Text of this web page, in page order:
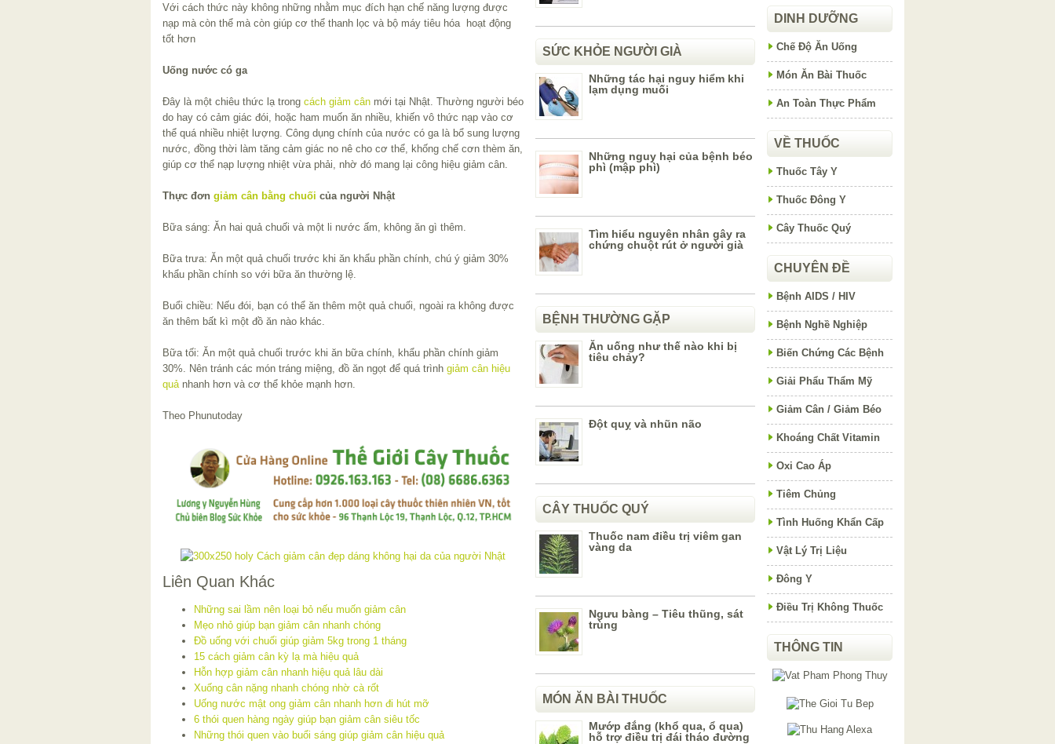
Với cách thức này không những nhằm mục đích hạn chế năng lượng được
nạp mà còn thể mà còn giúp cơ thể thanh lọc và bộ máy tiêu hóa hoạt động
tốt hơn
Uống nước có ga
Đây là một chiêu thức lạ trong cách giảm cân mới tại Nhật. Thường người béo
do hay có cảm giác đói, hoặc ham muốn ăn nhiều, khiến vô thức nạp vào cơ
thể quá nhiều nhiệt lượng. Công dụng chính của nước có ga là bổ sung lượng
nước, đồng thời làm tăng cảm giác no nê cho cơ thể, khống chế cơn thèm ăn,
giúp cơ thể nạp lượng nhiệt vừa phải, nhờ đó mang lại công hiệu giảm cân.
Thực đơn giảm cân bằng chuối của người Nhật
Bữa sáng: Ăn hai quả chuối và một li nước ấm, không ăn gì thêm.
Bữa trưa: Ăn một quả chuối trước khi ăn khẩu phần chính, chú ý giảm 30%
khẩu phần chính so với bữa ăn thường lệ.
Buổi chiều: Nếu đói, bạn có thể ăn thêm một quả chuối, ngoài ra không được
ăn thêm bất kì một đồ ăn nào khác.
Bữa tối: Ăn một quả chuối trước khi ăn bữa chính, khẩu phần chính giảm
30%. Nên tránh các món tráng miệng, đồ ăn ngọt để quá trình giảm cân hiệu
quả nhanh hơn và cơ thể khỏe mạnh hơn.
Theo Phunutoday
Liên Quan Khác
Những sai lầm nên loại bỏ nếu muốn giảm cân
Mẹo nhỏ giúp bạn giảm cân nhanh chóng
Đồ uống với chuối giúp giảm 5kg trong 1 tháng
15 cách giảm cân kỳ lạ mà hiệu quả
Hỗn hợp giảm cân nhanh hiệu quả lâu dài
Xuống cân nặng nhanh chóng nhờ cà rốt
Uống nước mật ong giảm cân nhanh hơn đi hút mỡ
6 thói quen hàng ngày giúp bạn giảm cân siêu tốc
Những thói quen vào buổi sáng giúp giảm cân hiệu quả
SỨC KHỎE NGƯỜI GIÀ
Những tác hại nguy hiểm khi
lạm dụng muối
Những nguy hại của bệnh béo
phì (mập phì)
Tìm hiểu nguyên nhân gây ra
chứng chuột rút ở người già
BỆNH THƯỜNG GẶP
Ăn uống như thế nào khi bị
tiêu chảy?
Đột quỵ và nhũn não
CÂY THUỐC QUÝ
Thuốc nam điều trị viêm gan
vàng da
Ngưu bàng – Tiêu thũng, sát
trùng
MÓN ĂN BÀI THUỐC
Mướp đắng (khổ qua, ổ qua)
hỗ trợ điều trị đái tháo đường
DINH DƯỠNG
Chế Độ Ăn Uống
Món Ăn Bài Thuốc
An Toàn Thực Phẩm
VỀ THUỐC
Thuốc Tây Y
Thuốc Đông Y
Cây Thuốc Quý
CHUYÊN ĐỀ
Bệnh AIDS / HIV
Bệnh Nghề Nghiệp
Biến Chứng Các Bệnh
Giải Phẩu Thẩm Mỹ
Giảm Cân / Giảm Béo
Khoáng Chất Vitamin
Oxi Cao Áp
Tiêm Chủng
Tình Huống Khẩn Cấp
Vật Lý Trị Liệu
Đông Y
Điều Trị Không Thuốc
THÔNG TIN